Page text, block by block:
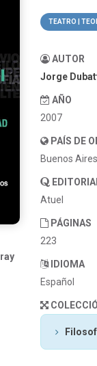
TEATRO |
AUTOR
Jorge
AÑO
2007
PAÍS DE
Buenos
Atuel
PÁGINAS
223
IDIOMA
Español